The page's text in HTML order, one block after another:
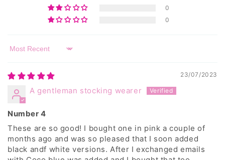
0
0
Sort by
23/07/2023
A gentleman stocking wearer
Number 4
These are so good! I bought one in pink a couple of
months ago and was so pleased that I soon added
black andf white versions. After I exchanged emails